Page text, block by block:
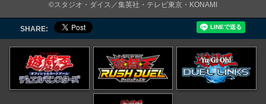
©スタジオ・ダイス／集英社・テレビ東京・KONAMI
SHARE: